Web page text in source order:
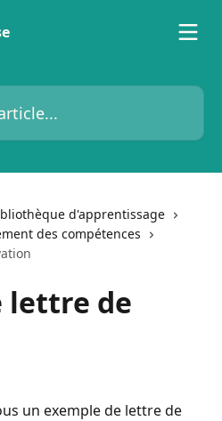
d'apprentissage
des compétences
lettre de
un exemple de lettre de